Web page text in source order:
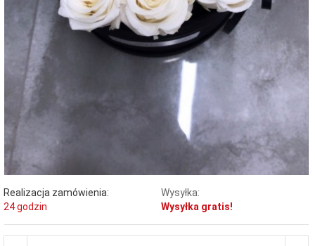
Realizacja zamówienia:
24 godzin
Wysyłka:
Wysyłka gratis!